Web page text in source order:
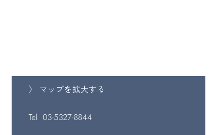
〉 マップを拡大する
Tel. 03-5327-8844